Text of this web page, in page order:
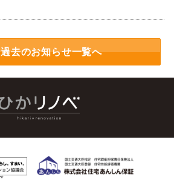
過去のお知らせ一覧へ